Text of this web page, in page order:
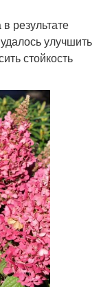
результате
улучшить
стойкость